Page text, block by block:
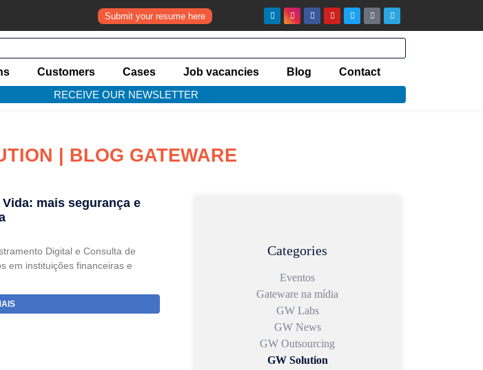
Submit your resume here
Customers Cases Job vacancies Blog
Contact
RECEIVE OUR NEWSLETTER
| BLOG GATEWARE
mais segurança e
Digital e Consulta de
em instituições financeiras e
Categories
Eventos
Gateware na mídia
GW Labs
GW News
GW Outsourcing
GW Solution